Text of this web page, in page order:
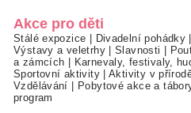
Akce pro děti
Stálé expozice Divadelní pohádky
Výstavy a veletrhy|Slavnosti
a zámcích
Karnevaly, festivaly,
Sportovní aktivity|Aktivity v
Vzdělávání
Pobytové akce a
program